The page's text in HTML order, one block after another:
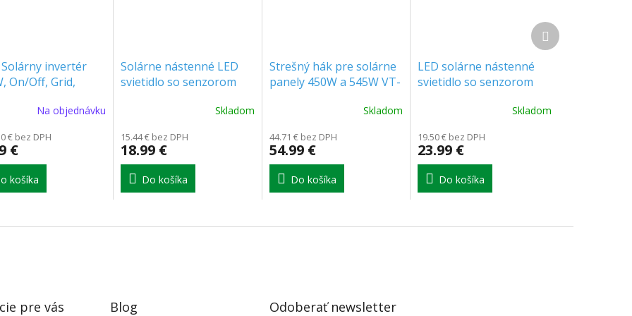
Solárny invertér
On/Off, Grid,
[SUN-3.6K-
Na objednávku
€ bez DPH
€
košíka
Solárne nástenné LED
svietidlo so senzorom
Skladom
15.44 € bez DPH
18.99 €
Do košíka
Strešný hák pre solárne
panely 450W a 545W VT-
Skladom
44.71 € bez DPH
54.99 €
Do košíka
LED solárne nástenné
svietidlo so senzorom
Skladom
19.50 € bez DPH
23.99 €
Do košíka
Ďalší
produkt
pre vás Blog Odoberať newsletter